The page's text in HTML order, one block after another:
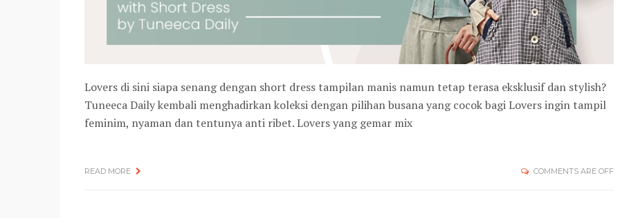
Lovers di sini siapa senang dengan short dress tampilan manis namun tetap terasa eksklusif dan stylish?
Tuneeca Daily kembali menghadirkan koleksi dengan pilihan busana yang cocok bagi Lovers ingin tampil
feminim, nyaman dan tentunya anti ribet. Lovers yang gemar mix
READ MORE COMMENTS ARE OFF